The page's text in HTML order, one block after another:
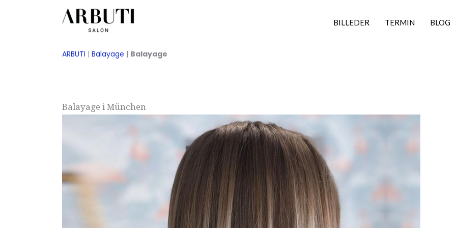
BILLEDER TERMIN BLOG
ARBUTI | Balayage | Balayage
Balayage i München